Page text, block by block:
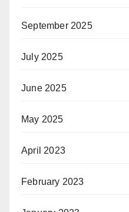
September 2025
July 2025
June 2025
May 2025
April 2023
February 2023